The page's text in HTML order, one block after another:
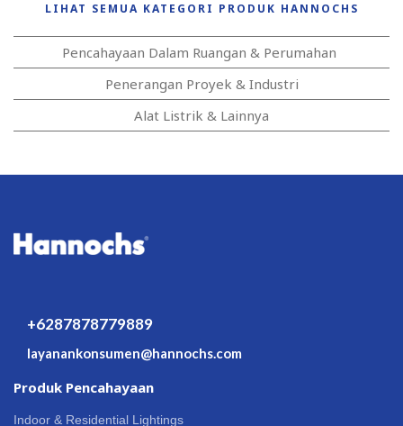
LIHAT SEMUA KATEGORI PRODUK HANNOCHS
Pencahayaan Dalam Ruangan & Perumahan
Penerangan Proyek & Industri
Alat Listrik & Lainnya
+6287878779889
layanankonsumen@hannochs.com
Produk Pencahayaan
Indoor & Residential Lightings